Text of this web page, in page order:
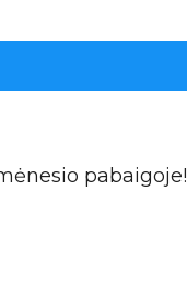
pabaigoje!